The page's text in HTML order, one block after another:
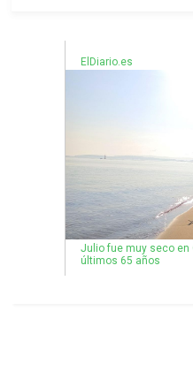
ElDiario.es
Julio fue muy seco en
últimos 65 años